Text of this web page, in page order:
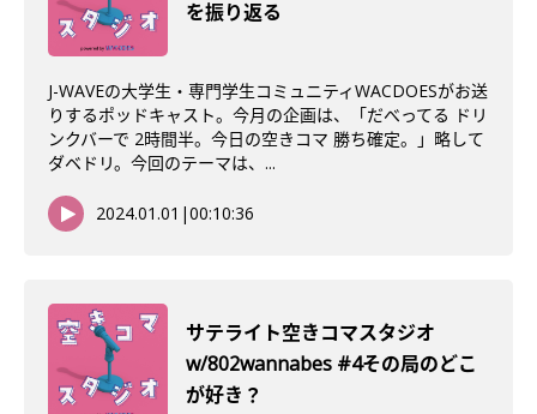
を振り返る
J-WAVEの大学生・専門学生コミュニティWACDOESがお送
りするポッドキャスト。今月の企画は、「だべってる ドリ
ンクバーで 2時間半。今日の空きコマ 勝ち確定。」略して
ダベドリ。今回のテーマは、...
2024.01.01 |00:10:36
サテライト空きコマスタジオ
w/802wannabes #4その局のどこ
が好き？